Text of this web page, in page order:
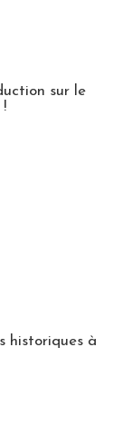
sur le
historiques à